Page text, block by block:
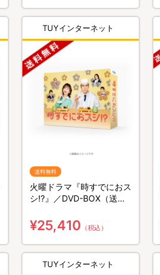
TUYインターネット
送料無料
火曜ドラマ『時すでにおス
シ!?』／DVD-BOX（送料
¥25,410 （税込）
TUYインターネット